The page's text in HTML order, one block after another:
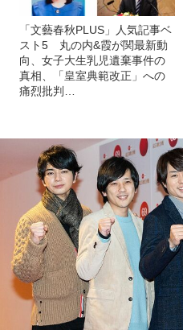
「文藝春秋PLUS」人気記事ベ
スト5 丸の内&霞が関最新動
向、女子大生乳児遺棄事件の
真相、「皇室典範改正」への
痛烈批判…